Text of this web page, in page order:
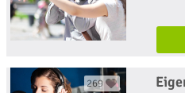
269